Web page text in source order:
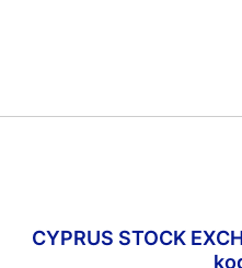
CYPRUS STOCK